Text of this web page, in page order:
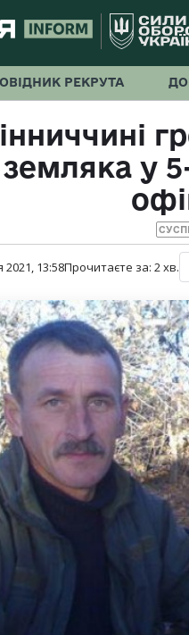
РЕКРУТА
у
13:58Прочитаєте за: 2хв.